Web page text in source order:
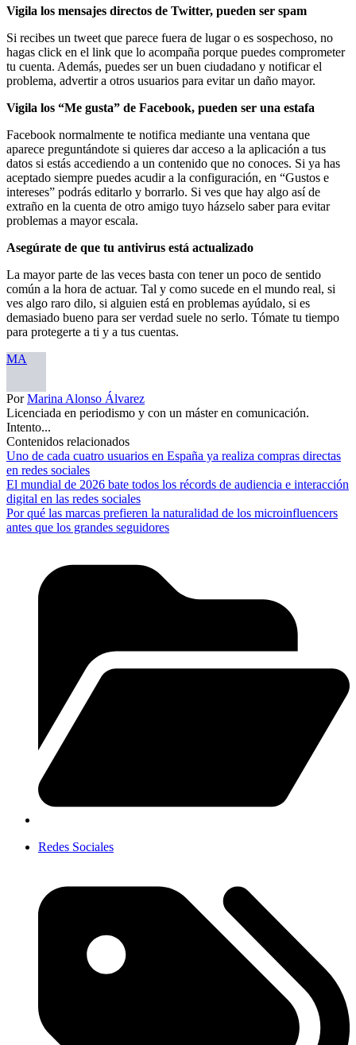
Vigila los mensajes directos de Twitter, pueden ser spam
Si recibes un tweet que parece fuera de lugar o es sospechoso, no
hagas click en el link que lo acompaña porque puedes comprometer
tu cuenta. Además, puedes ser un buen ciudadano y notificar el
problema, advertir a otros usuarios para evitar un daño mayor.
Vigila los “Me gusta” de Facebook, pueden ser una estafa
Facebook normalmente te notifica mediante una ventana que
aparece preguntándote si quieres dar acceso a la aplicación a tus
datos si estás accediendo a un contenido que no conoces. Si ya has
aceptado siempre puedes acudir a la configuración, en “Gustos e
intereses” podrás editarlo y borrarlo. Si ves que hay algo así de
extraño en la cuenta de otro amigo tuyo házselo saber para evitar
problemas a mayor escala.
Asegúrate de que tu antivirus está actualizado
La mayor parte de las veces basta con tener un poco de sentido
común a la hora de actuar. Tal y como sucede en el mundo real, si
ves algo raro dilo, si alguien está en problemas ayúdalo, si es
demasiado bueno para ser verdad suele no serlo. Tómate tu tiempo
para protegerte a ti y a tus cuentas.
MA
PorMarina Alonso Álvarez
Licenciada en periodismo y con un máster en comunicación.
Intento...
Contenidos relacionados
Uno de cada cuatro usuarios en España ya realiza compras directas
en redes sociales
El mundial de 2026 bate todos los récords de audiencia e interacción
digital en las redes sociales
Por qué las marcas prefieren la naturalidad de los microinfluencers
antes que los grandes seguidores
Redes Sociales